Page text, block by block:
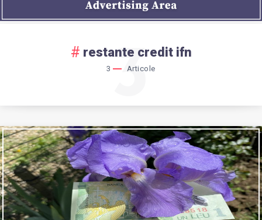
restante credit ifn
3 Articole
3